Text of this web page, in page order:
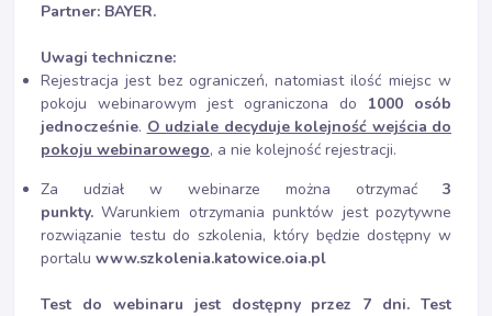
Partner: BAYER.
Uwagi techniczne:
Rejestracja jest bez ograniczeń, natomiast ilość miejsc w
pokoju webinarowym jest ograniczona do 1000 osób
jednocześnie. O udziale decyduje kolejność wejścia do
pokoju webinarowego, a nie kolejność rejestracji.
Za udział w webinarze można otrzymać 3
punkty. Warunkiem otrzymania punktów jest pozytywne
rozwiązanie testu do szkolenia, który będzie dostępny w
portalu www.szkolenia.katowice.oia.pl
Test do webinaru jest dostępny przez 7 dni. Test